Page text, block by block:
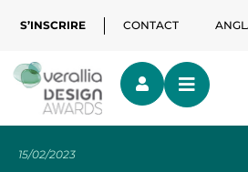
S’INSCRIRE CONTACT
15/02/2023